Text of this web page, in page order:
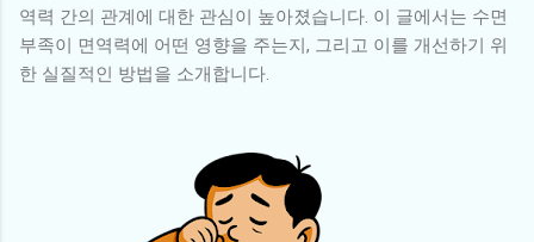
역력 간의 관계에 대한 관심이 높아졌습니다. 이 글에서는 수면
부족이 면역력에 어떤 영향을 주는지, 그리고 이를 개선하기 위
한 실질적인 방법을 소개합니다.